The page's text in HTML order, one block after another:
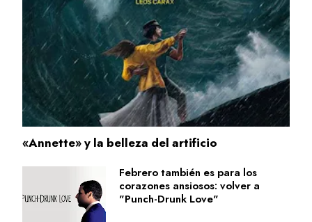
«Annette» y la belleza del artificio
Febrero también es para los
corazones ansiosos: volver a
"Punch-Drunk Love"